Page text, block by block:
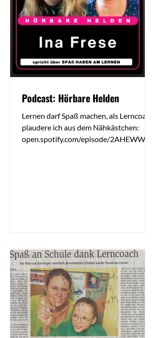
Podcast: Hörbare Helden
Lernen darf Spaß machen, als Lerncoach
plaudere ich aus dem Nähkästchen:
open.spotify.com/episode/2AHEWW7B